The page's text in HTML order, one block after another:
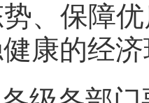
、保障
康的经